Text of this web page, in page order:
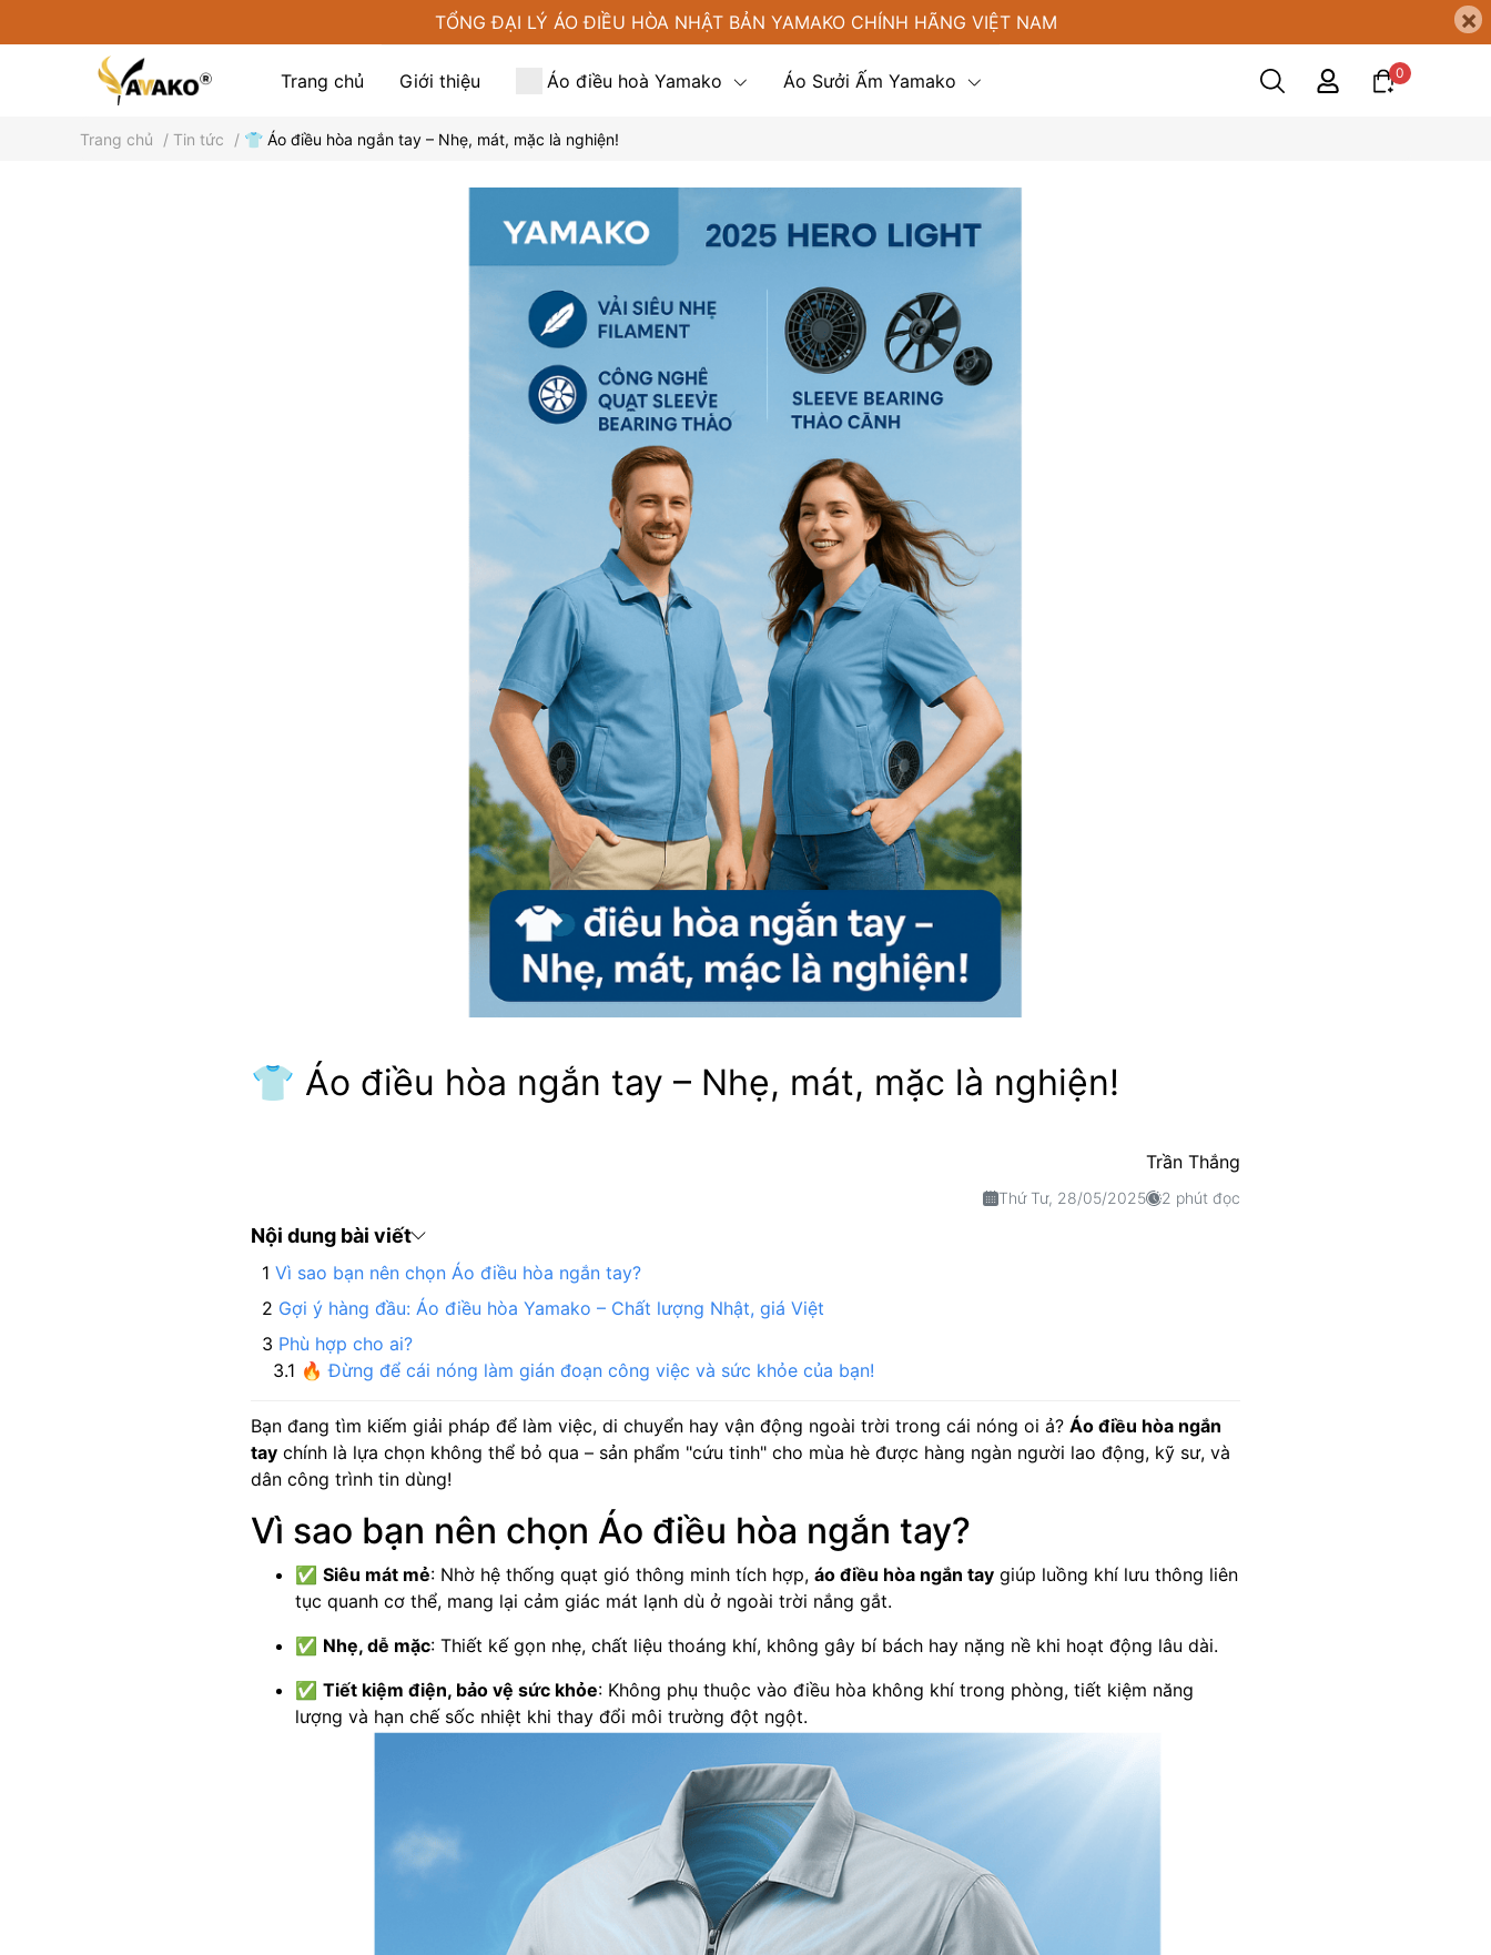
TỔNG ĐẠI LÝ ÁO ĐIỀU HÒA NHẬT BẢN YAMAKO CHÍNH HÃNG VIỆT NAM ×
Trang chủ Giới thiệu Áo điều hoà Yamako Áo Sưởi Ấm Yamako
Phụ kiện tại Yamako Tin tức
0
Trang chủ / Tin tức / 👕 Áo điều hòa ngắn tay – Nhẹ, mát, mặc là nghiện!
👕 Áo điều hòa ngắn tay – Nhẹ, mát, mặc là nghiện!
Trần Thắng
Thứ Tư, 28/05/2025 2 phút đọc
Nội dung bài viết
Vì sao bạn nên chọn Áo điều hòa ngắn tay?
Gợi ý hàng đầu: Áo điều hòa Yamako – Chất lượng Nhật, giá Việt
Phù hợp cho ai?
🔥 Đừng để cái nóng làm gián đoạn công việc và sức khỏe của bạn!
Bạn đang tìm kiếm giải pháp để làm việc, di chuyển hay vận động ngoài trời trong cái nóng oi ả? Áo điều hòa ngắn
taychính là lựa chọn không thể bỏ qua – sản phẩm "cứu tinh" cho mùa hè được hàng ngàn người lao động, kỹ sư, và
dân công trình tin dùng!
Vì sao bạn nên chọn Áo điều hòa ngắn tay?
✅ Siêu mát mẻ: Nhờ hệ thống quạt gió thông minh tích hợp, áo điều hòa ngắn taygiúp luồng khí lưu thông liên
tục quanh cơ thể, mang lại cảm giác mát lạnh dù ở ngoài trời nắng gắt.
✅ Nhẹ, dễ mặc: Thiết kế gọn nhẹ, chất liệu thoáng khí, không gây bí bách hay nặng nề khi hoạt động lâu dài.
✅ Tiết kiệm điện, bảo vệ sức khỏe: Không phụ thuộc vào điều hòa không khí trong phòng, tiết kiệm năng
lượng và hạn chế sốc nhiệt khi thay đổi môi trường đột ngột.